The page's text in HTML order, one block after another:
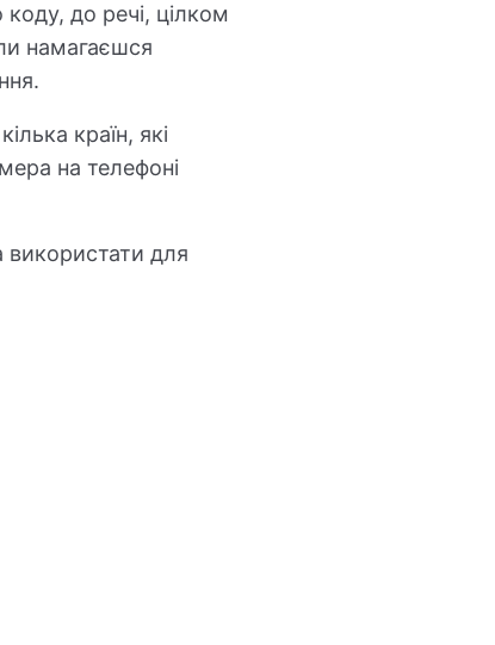
до речі, цілком
намагаєшся
країн, які
на телефоні
використати для